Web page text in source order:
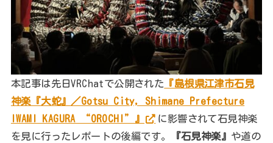
本記事は先日VRChatで公開された 『島根県江津市石見
神楽『大蛇』／Gotsu City, Shimane Prefecture
IWAMI KAGURA “OROCHI”』
に影響されて石見神楽
を見に行ったレポートの後編です。
『石見神楽』 や道の